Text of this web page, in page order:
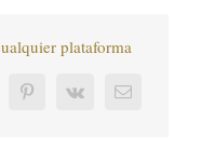
plataforma
PinterestVk
Correo